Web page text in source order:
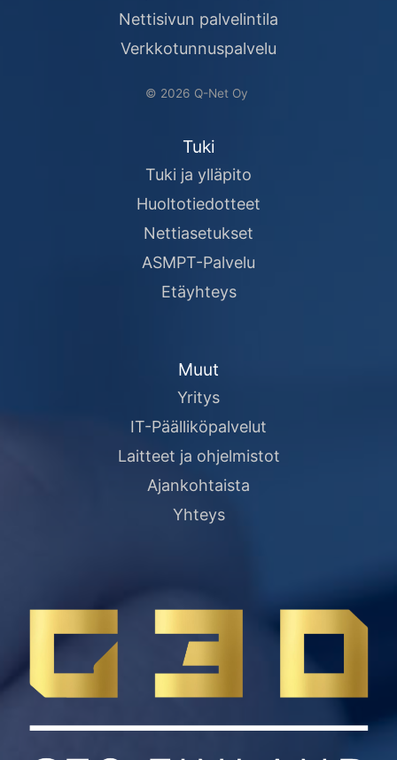
Nettisivun palvelintila
Verkkotunnuspalvelu
© 2026 Q-Net Oy
Tuki
Tuki ja ylläpito
Huoltotiedotteet
Nettiasetukset
ASMPT-Palvelu
Etäyhteys
Muut
Yritys
IT-Päälliköpalvelut
Laitteet ja ohjelmistot
Ajankohtaista
Yhteys